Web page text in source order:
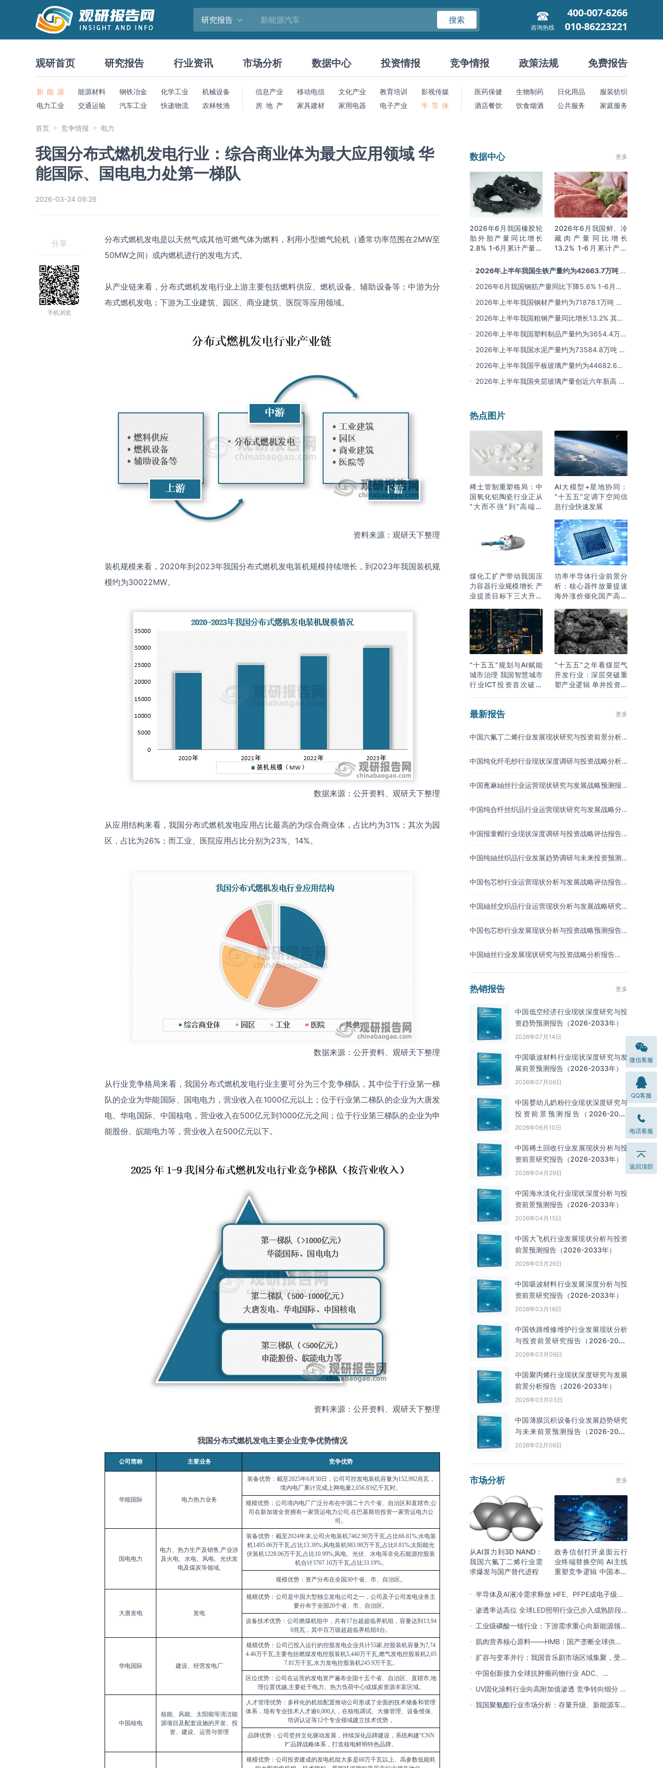
研究报告 搜索
咨询热线
400-007-6266
010-86223221
观研首页 研究报告 行业资讯 市场分析 数据中心 投资情报 竞争情报 政策法规 免费报告
新 能 源 能源材料 钢铁冶金 化学工业
机械设备
电力工业
交通运输 汽车工业 快递物流 农林牧渔
信息产业 移动电信 文化产业 教育培训
影视传媒
房 地 产
家具建材 家用电器 电子产业 半 导 体
医药保健 生物制药 日化用品
服装纺织
酒店餐饮
饮食烟酒 公共服务 家庭服务
首页 竞争情报 电力
我国分布式燃机发电行业：综合商业体为最大应用领域 华
能国际、国电电力处第一梯队
2026-03-24 09:26
分享
手机浏览
分布式燃机发电是以天然气或其他可燃气体为燃料，利用小型燃气轮机（通常功率范围在2MW至
50MW之间）或内燃机进行的发电方式。
从产业链来看，分布式燃机发电行业上游主要包括燃料供应、燃机设备、辅助设备等；中游为分
布式燃机发电；下游为工业建筑、园区、商业建筑、医院等应用领域。
资料来源：观研天下整理
装机规模来看，2020年到2023年我国分布式燃机发电装机规模持续增长，到2023年我国装机规
模约为30022MW。
数据来源：公开资料、观研天下整理
从应用结构来看，我国分布式燃机发电应用占比最高的为综合商业体，占比约为31%；其次为园
区，占比为26%；而工业、医院应用占比分别为23%、14%。
数据来源：公开资料、观研天下整理
从行业竞争格局来看，我国分布式燃机发电行业主要可分为三个竞争梯队，其中位于行业第一梯
队的企业为华能国际、国电电力，营业收入在1000亿元以上；位于行业第二梯队的企业为大唐发
电、华电国际、中国核电，营业收入在500亿元到1000亿元之间；位于行业第三梯队的企业为申
能股份、皖能电力等，营业收入在500亿元以下。
资料来源：公开资料、观研天下整理
我国分布式燃机发电主要企业竞争优势情况
公司简称 主要业务 竞争优势
华能国际 电力热力业务
装备优势：截至2025年6月 30日，公司可控发电装机容量为152,992兆瓦，
境内电厂累计完成上网电量2,056.83亿千瓦时。
规模优势：公司境内电厂广泛分布在中国二十六个省、自治区和直辖市;公
司在新加坡全资拥有一家营运电力公司 ,在巴基斯坦投资一家营运电力公
司。
国电电力
电力、热力生产及销售,产业涉
及火电、水电、风电、光伏发
电及煤炭等领域,
装备优势：截至2024年末,公司火电装机7462.90万千瓦,占比66.81%;水电装
机1495.06万千瓦,占比13.39%;风电装机983.98万千瓦,占比8.81%;太阳能光
伏装机1228.06万千瓦,占比10.99%;风电、光伏、水电等非化石能源控股装
机合计3707.10万千瓦,占比33.19%。
规模优势：资产分布在全国30个省、市、自治区。
大唐发电 发电
规模优势：公司是中国大型独立发电公司之一，公司及子公司发电业务主
要分布于全国20个省、市、自治区。
设备技术优势：公司燃煤机组中，共有17台超超临界机组，容量达到 13,94
0兆瓦，其中百万级超超临界机组8台。
华电国际 建设、经营发电厂
规模优势：公司已投入运行的控股发电企业共计55家,控股装机容量为7,74
4.46万千瓦,主要包括燃煤发电控股装机5,440万千瓦,燃气发电控股装机2,05
7.81万千瓦,水力发电控股装机245.9万千瓦。
区位优势：公司在运营的发电资产遍布全国十五个省、自治区、直辖市,地
理位置优越,主要处于电力、热力负荷中心或煤炭资源丰富区域。
中国核电
核能、风能、太阳能等清洁能
源项目及配套设施的开发、投
资、建设、运营与管理
人才管理优势：多样化的机组配置推动公司形成了全面的技术储备和管理
体系，现有专业技术人才逾6,000人，在核电调试、大修管理、设备维保、
培训认证等12个专业领域建立技术优势，
品牌优势：公司坚持文化驱动发展，持续深化品牌建设，系统构建“CNN
P”品牌战略体系，打造核电鲜明特色品牌。
规模优势：公司投资建成的发电机组大多是60万千瓦以上、高参数低能耗
数据中心 更多
2026年6月我国橡胶轮
胎外胎产量同比增长
2.8% 1-6月累计产量同
2026年6月我国鲜、冷
藏肉产量同比增长
13.2% 1-6月累计产量
2026年上半年我国生铁产量约为42663.7万吨 同
比下降2.8% 其中河北产量占比22.7%排名第一
2026年6月我国钢筋产量同比下降5.6% 1-6月累
计产量同比下降10.7%
2026年上半年我国钢材产量约为71878.1万吨 同
比下降0.9% 其中河北以超亿吨产量排名第一
2026年上半年我国粗钢产量同比增长13.2% 其中
河北产量占比21.5%位居首位
2026年上半年我国塑料制品产量约为3654.4万吨
其中江苏、浙江产量分别占比18.9%、16.0%
2026年上半年我国水泥产量约为73584.8万吨 同
比下降8% 其中广东、浙江和安徽分别排名前三
2026年上半年我国平板玻璃产量约为44682.6万
重量箱 同比下降5.7% 其中河北产量最多 占比
2026年上半年我国夹层玻璃产量创近六年新高 约
热点图片
稀土管制重塑格局：中
国氧化铝陶瓷行业正从
“大而不强”到“高端突
AI大模型+星地协同：
“十五五”定调下空间信
息行业快速发展
煤化工扩产带动我国压
力容器行业规模增长 产
业提质目标下三大升级
功率半导体行业前景分
析：核心器件放量提速
海外涨价催化国产高端
“十五五”规划与AI赋能
城市治理 我国智慧城市
行业ICT投资首次破万
“十五五”之年看煤层气
开发行业：深层突破重
塑产业逻辑 单井投资成
最新报告 更多
中国六氟丁二烯行业发展现状研究与投资前景分析
中国纯化纤毛纱行业现状深度调研与投资战略分析
中国蓖麻紬丝行业运营现状研究与发展战略预测报
中国纯合纤丝织品行业运营现状研究与发展战略分
中国报童帽行业现状深度调研与投资战略评估报告
中国纯紬丝织品行业发展趋势调研与未来投资预测
中国包芯纱行业运营现状分析与发展战略评估报告
中国紬丝交织品行业运营现状分析与发展战略研究
中国包芯纱行业发展现状分析与投资战略预测报告
中国紬丝行业发展现状研究与投资战略分析报告
热销报告 更多
中国低空经济行业现状深度研究与投
资趋势预测报告（2026-2033年）
2026年07月14日
中国吸波材料‌‌‌行业现状深度研究与发
展前景预测报告（2026-2033年）
2026年07月06日
中国婴幼儿奶粉行业现状深度研究与
投资前景预测报告（2026-2033
年）
2026年06月10日
中国‌‌稀土回收‌‌行业发展现状分析与投
资前景研究报告（2026-2033年）
2026年04月29日
中国海水淡化行业现状深度分析与投
资前景预测报告（2026-2033年）
2026年04月15日
中国大飞机行业发展现状分析与投资
前景预测报告（2026-2033年）
2026年03月26日
中国吸波材料行业发展深度分析与投
资前景研究报告（2026-2033年）
2026年03月16日
中国铁路维修维护行业发展现状分析
与投资前景研究报告（2026-2033
年）
2026年03月09日
中国聚丙烯行业现状深度研究与发展
前景分析报告（2026-2033年）
2026年03月03日
中国薄膜沉积设备行业发展趋势研究
与未来前景预测报告（2026-2033
年）
2026年02月06日
市场分析 更多
从AI算力到3D NAND：
我国六氟丁二烯行业需
求爆发与国产替代进程
政务信创打开桌面云行
业终端替换空间 AI主线
重塑竞争逻辑 中国本土
半导体及AI液冷需求释放 HFE、PFPE成电子级氟
化液行业主流 3M退场下国产高端突破加速
渗透率达高位 全球LED照明行业已步入成熟阶段
未来将向集成化、智能化方向演进
工业级磷酸一铵行业：下游需求重心向新能源领域
转移 产业链一体化趋势清晰
肌肉营养核心原料——HMB：国产垄断全球供给
市场 龙头构筑全方位竞争壁垒
扩容与变革并行：我国音乐剧市场区域集聚，受众
群体更新，内容生态持续完善
中国创新接力全球抗肿瘤药物行业 ADC、
CDK4/6与BTK引领 医保落地促专特药双渠道格局
UV固化涂料行业向高附加值渗透 竞争转向细分 恒
兴股份等专精特新小巨人表现突出
我国聚氨酯行业市场分析：存量升级、新能源车增
微信客服
QQ客服
电话客服
返回顶部